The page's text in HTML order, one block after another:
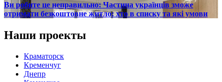
Ви робите це неправильно: Частина українців зможе
отримати безкоштовне житло: хто в списку та які умови
Наши проекты
Краматорск
Кременчуг
Днепр